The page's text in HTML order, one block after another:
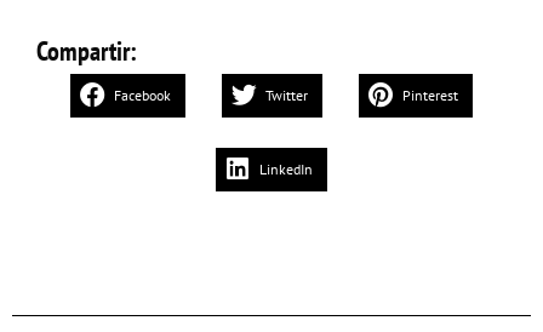
Compartir:
Facebook Twitter Pinterest
LinkedIn